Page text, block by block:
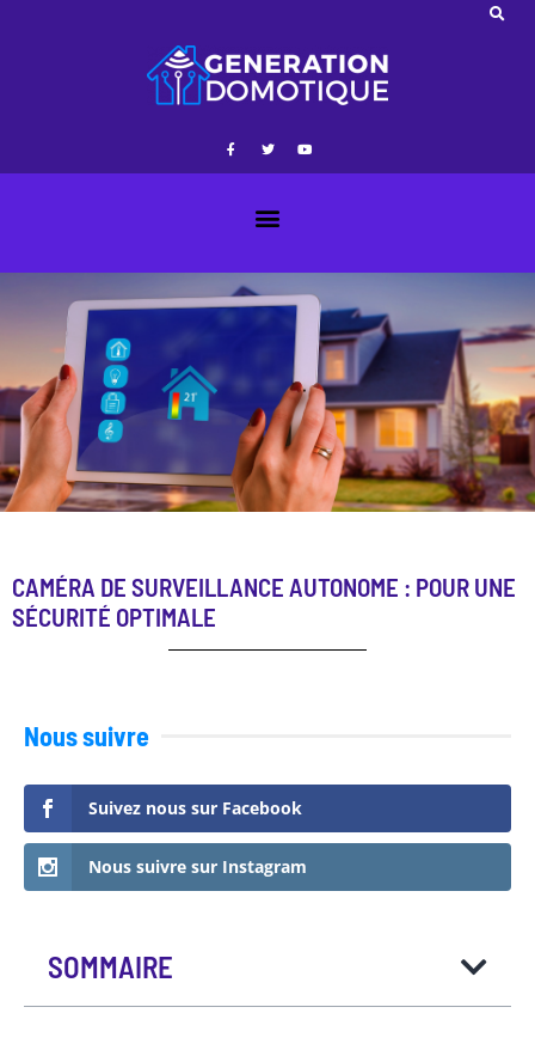
CAMÉRA DE SURVEILLANCE AUTONOME : POUR UNE
SÉCURITÉ OPTIMALE
Nous suivre
Suivez nous sur Facebook
Nous suivre sur Instagram
SOMMAIRE